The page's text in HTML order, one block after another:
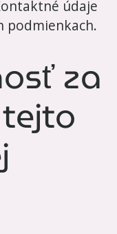
údaje
podmienkach.
za